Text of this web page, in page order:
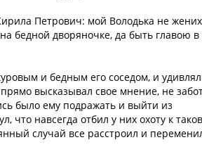
Петрович: мой Володька не жених
бедной дворяночке, да быть главою в
и бедным его соседом, и
высказывал свое мнение, не
было ему подражать и выйти из
что навсегда отбил у них охоту к
случай все расстроил и